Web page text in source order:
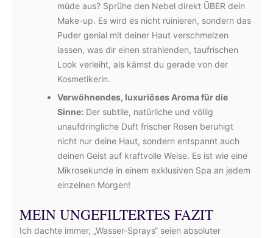
müde aus? Sprühe den Nebel direkt ÜBER dein
Make-up. Es wird es nicht ruinieren, sondern das
Puder genial mit deiner Haut verschmelzen
lassen, was dir einen strahlenden, taufrischen
Look verleiht, als kämst du gerade von der
Kosmetikerin.
Verwöhnendes, luxuriöses Aroma für die
Sinne: Der subtile, natürliche und völlig
unaufdringliche Duft frischer Rosen beruhigt
nicht nur deine Haut, sondern entspannt auch
deinen Geist auf kraftvolle Weise. Es ist wie eine
Mikrosekunde in einem exklusiven Spa an jedem
einzelnen Morgen!
MEIN UNGEFILTERTES FAZIT
Ich dachte immer, „Wasser-Sprays“ seien absoluter